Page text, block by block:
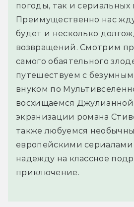
погоды, так и сериальных
Преимущественно нас
будет и несколько
возвращений. Смотрим
самого обаятельного
путешествуем с
внуком по
восхищаемся
экранизации романа
также любуемся
европейскими
надежду на классное
приключение.